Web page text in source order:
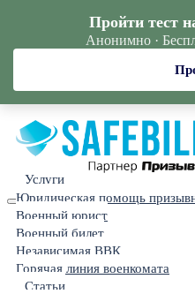
Услуги
Юридическая помощь
Военный юрист
Военный билет
Независимая ВВК
Горячая линия военкомата
Статьи
Пройти тест
Анонимно ·